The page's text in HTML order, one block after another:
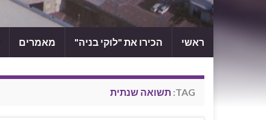
ראשי הכירו את "לוקי בניה" מאמרים
TAG: תשואה שנתית